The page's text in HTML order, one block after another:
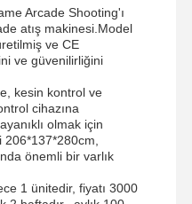
Arcade Shooting'ı
atış makinesi.Model
ve CE
ve güvenilirliğini
kesin kontrol ve
cihazına
olmak için
206*137*280cm,
önemli bir varlık
1 ünitedir, fiyatı 3000